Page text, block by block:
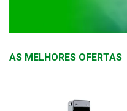
AS MELHORES OFERTAS